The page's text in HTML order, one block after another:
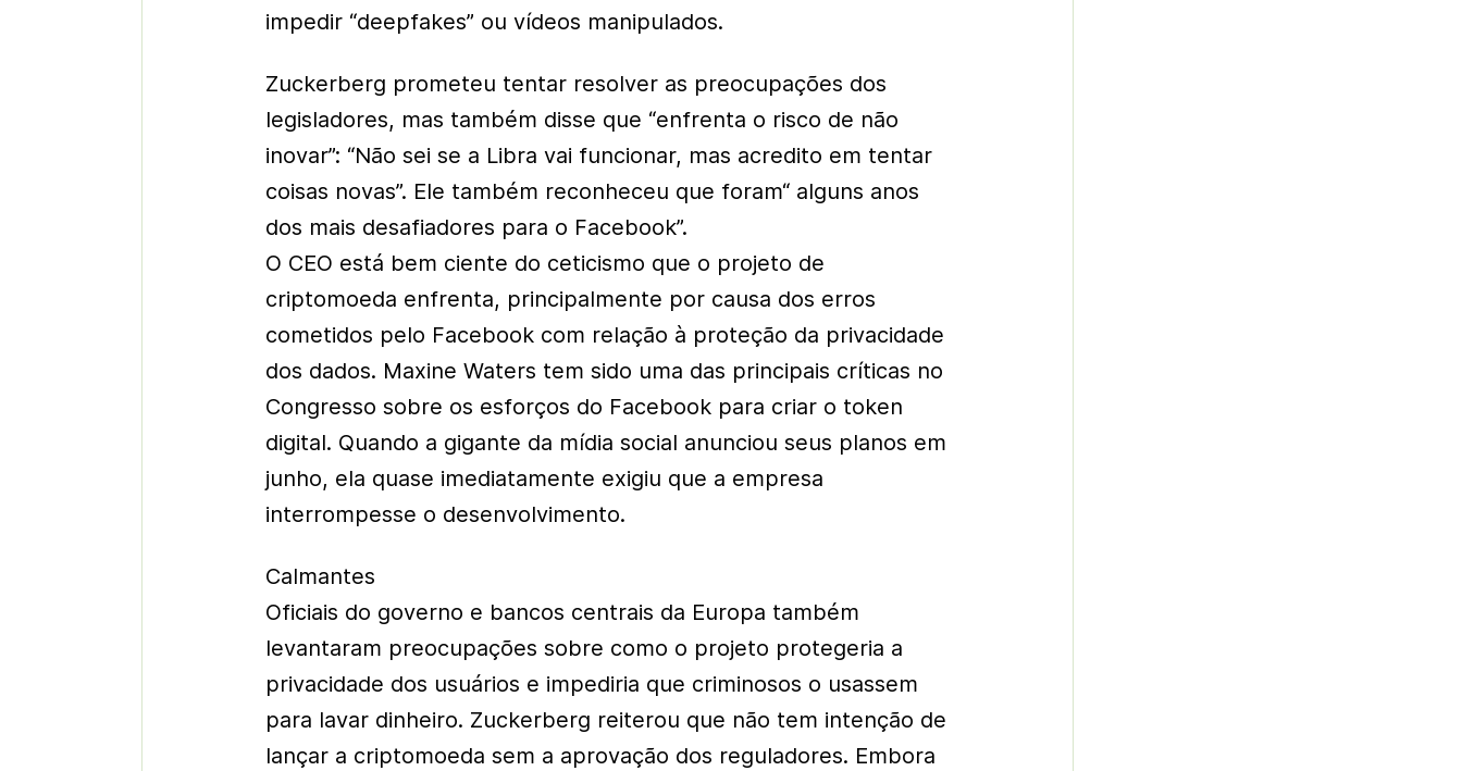
impedir “deepfakes” ou vídeos manipulados.
Zuckerberg prometeu tentar resolver as preocupações dos
legisladores, mas também disse que “enfrenta o risco de não
inovar”: “Não sei se a Libra vai funcionar, mas acredito em tentar
coisas novas”. Ele também reconheceu que foram“ alguns anos
dos mais desafiadores para o Facebook”.
O CEO está bem ciente do ceticismo que o projeto de
criptomoeda enfrenta, principalmente por causa dos erros
cometidos pelo Facebook com relação à proteção da privacidade
dos dados. Maxine Waters tem sido uma das principais críticas no
Congresso sobre os esforços do Facebook para criar o token
digital. Quando a gigante da mídia social anunciou seus planos em
junho, ela quase imediatamente exigiu que a empresa
interrompesse o desenvolvimento.
Calmantes
Oficiais do governo e bancos centrais da Europa também
levantaram preocupações sobre como o projeto protegeria a
privacidade dos usuários e impediria que criminosos o usassem
para lavar dinheiro. Zuckerberg reiterou que não tem intenção de
lançar a criptomoeda sem a aprovação dos reguladores. Embora